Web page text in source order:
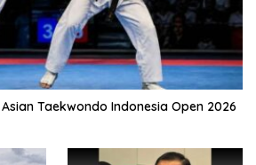
Taekwondo Indonesia Open 2026